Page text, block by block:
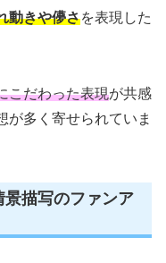
動きや儚さを表現した
こだわった表現が共感
多く寄せられていま
描写のファンア